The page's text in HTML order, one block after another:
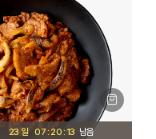
23 일 07 20 12